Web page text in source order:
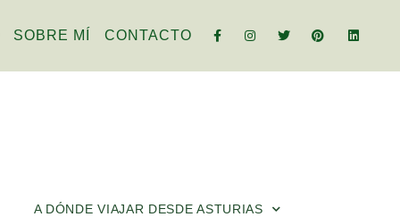
SOBRE MÍ CONTACTO
A DÓNDE VIAJAR DESDE ASTURIAS